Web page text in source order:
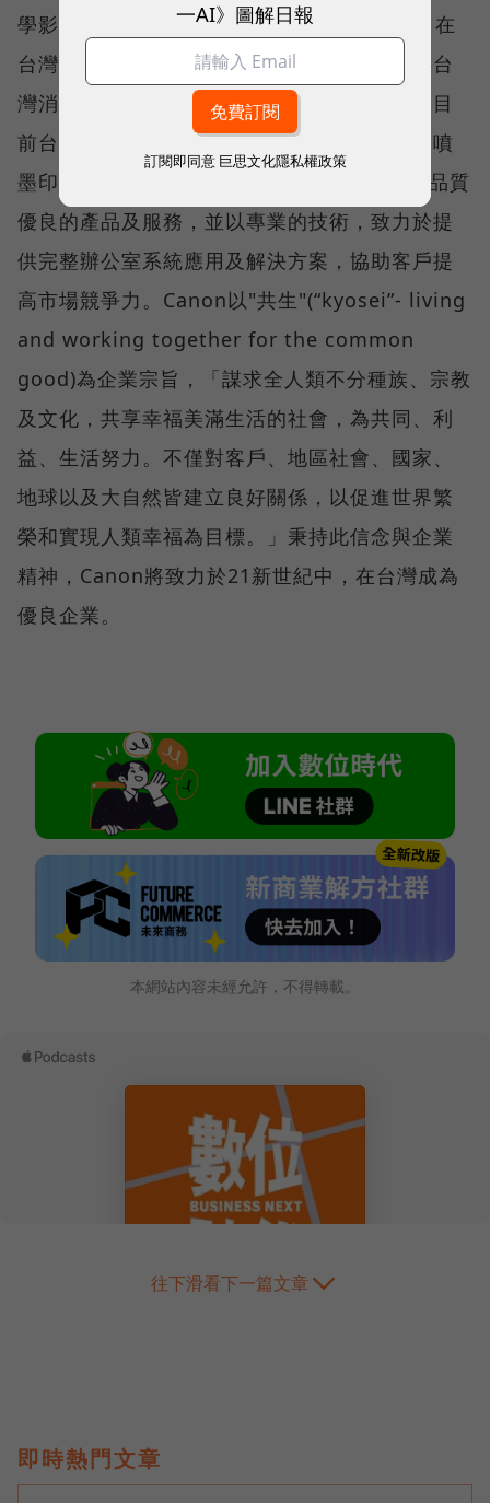
學影像知名品牌Canon集團在台灣的分公司，在
台灣負責產品的市場推廣、行銷活動，並提供台
灣消費者、經銷、代理體系完善的原廠服務。目
前台灣旗下產品包括數位相機、數位攝影機、噴
墨印表機、商用多功能複合機…等，提供客戶品質
優良的產品及服務，並以專業的技術，致力於提
供完整辦公室系統應用及解決方案，協助客戶提
高市場競爭力。Canon以"共生"(“kyosei”- living
and working together for the common
good)為企業宗旨，「謀求全人類不分種族、宗教
及文化，共享幸福美滿生活的社會，為共同、利
益、生活努力。不僅對客戶、地區社會、國家、
地球以及大自然皆建立良好關係，以促進世界繁
榮和實現人類幸福為目標。」秉持此信念與企業
精神，Canon將致力於21新世紀中，在台灣成為
優良企業。
本網站內容未經允許，不得轉載。
往下滑看下一篇文章
即時熱門文章
一AI》圖解日報
訂閱即同意 巨思文化隱私權政策